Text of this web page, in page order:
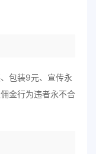
包装9元、宣传永
金行为违者永不合